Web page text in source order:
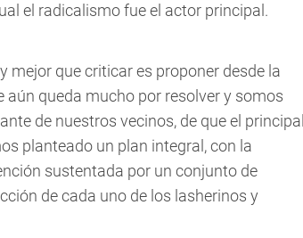
el radicalismo fue el actor principal.
mejor que criticar es proponer desde la
queda mucho por resolver y somos
de nuestros vecinos, de que el principal
planteado un plan integral, con la
sustentada por un conjunto de
de cada uno de los lasherinos y